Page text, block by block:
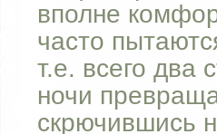
вполне
часто
т.е. всего два
ночи
скрючившись